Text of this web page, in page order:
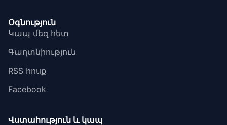
Օգնություն
Կապ մեզ հետ
Գաղտնիություն
RSS հոսք
Facebook
Վստահություն և կապ